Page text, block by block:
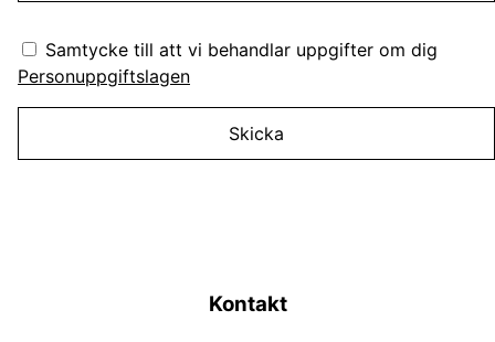
Samtycke till att vi behandlar uppgifter om dig
Personuppgiftslagen
Skicka
Kontakt